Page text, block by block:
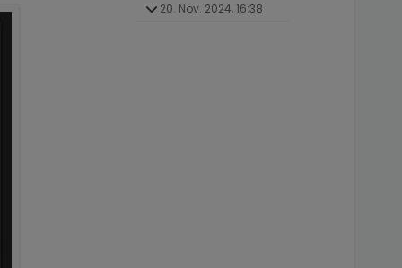
20. Nov. 2024, 16:38